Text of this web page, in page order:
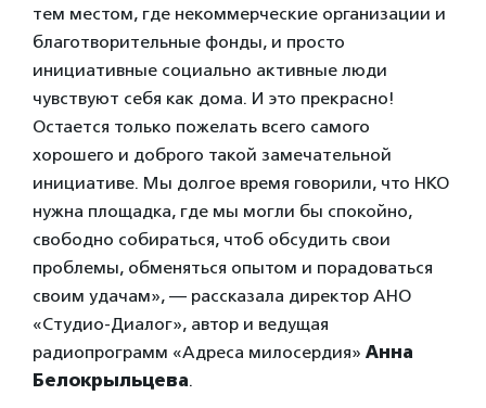
тем местом, где некоммерческие организации и
благотворительные фонды, и просто
инициативные социально активные люди
чувствуют себя как дома. И это прекрасно!
Остается только пожелать всего самого
хорошего и доброго такой замечательной
инициативе. Мы долгое время говорили, что НКО
нужна площадка, где мы могли бы спокойно,
свободно собираться, чтоб обсудить свои
проблемы, обменяться опытом и порадоваться
своим удачам», — рассказала директор АНО
«Студио-Диалог», автор и ведущая
радиопрограмм «Адреса милосердия» Анна
Белокрыльцева.